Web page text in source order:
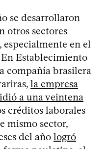
se desarrollaron
otros sectores
en el
Establecimiento
compañía brasilera
la empresa
a una veintena
créditos laborales
mismo sector,
del año logró